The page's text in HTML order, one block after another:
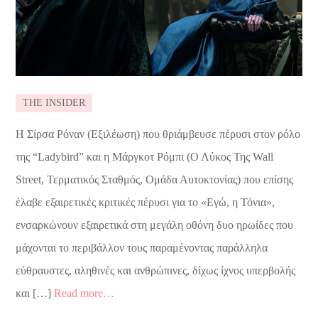
THE INSIDER
Η Σίρσα Ρόναν (Εξιλέωση) που θριάμβευσε πέρυσι στον ρόλο
της “Ladybird” και η Μάργκοτ Ρόμπι (Ο Λύκος Της Wall
Street, Τερματικός Σταθμός, Ομάδα Αυτοκτονίας) που επίσης
έλαβε εξαιρετικές κριτικές πέρυσι για το «Εγώ, η Τόνια»,
ενσαρκώνουν εξαιρετικά στη μεγάλη οθόνη δυο ηρωίδες που
μάχονται το περιβάλλον τους παραμένοντας παράλληλα
εύθραυστες, αληθινές και ανθρώπινες, δίχως ίχνος υπερβολής
και […]Read more…